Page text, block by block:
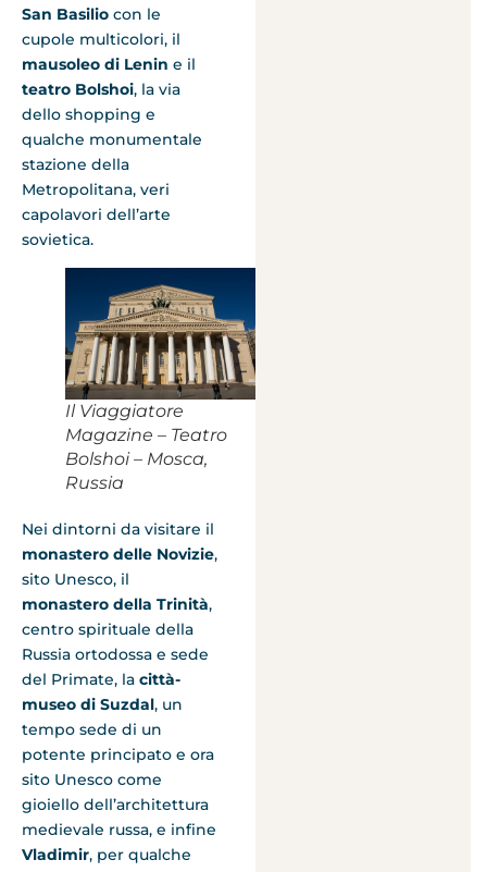
San Basilio con le
cupole multicolori, il
mausoleo di Lenin e il
teatro Bolshoi, la via
dello shopping e
qualche monumentale
stazione della
Metropolitana, veri
capolavori dell’arte
sovietica.
Il Viaggiatore
Magazine – Teatro
Bolshoi – Mosca,
Russia
Nei dintorni da visitare il
monastero delle Novizie,
sito Unesco, il
monastero della Trinità,
centro spirituale della
Russia ortodossa e sede
del Primate, la città-
museo di Suzdal, un
tempo sede di un
potente principato e ora
sito Unesco come
gioiello dell’architettura
medievale russa, e infine
Vladimir, per qualche